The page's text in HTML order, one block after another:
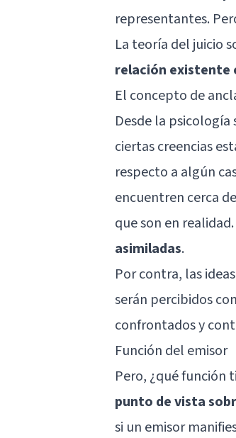
representantes.
La teoría del juicio
relación existente
El concepto de
Desde la psicología
ciertas creencias
respecto a algún
encuentren cerca
que son en
asimiladas.
Por contra, las
serán percibidos
confrontados y
Función del emisor
Pero, ¿qué función
punto de vista
si un emisor